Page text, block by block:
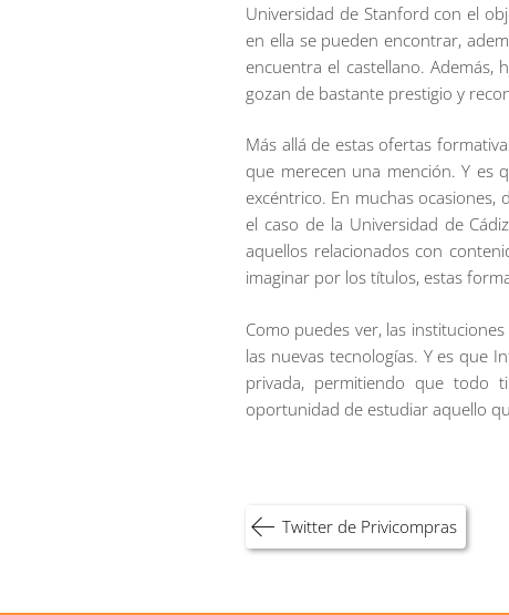
Universidad de Stanford con el
en ella se pueden encontrar,
encuentra el castellano.
gozan de bastante prestigio y
Más allá de estas ofertas
que merecen una mención. Y es
excéntrico. En muchas
el caso de la Universidad de
aquellos relacionados con
imaginar por los títulos, estas
Como puedes ver, las
las nuevas tecnologías. Y es que
privada, permitiendo que todo
oportunidad de estudiar aquello
Navegación
de Twitter de Privicompras